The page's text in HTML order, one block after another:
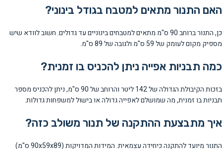
האם התנור מתאים למטבח בגודל בינוני?
כן, התנור ברוחב 90 ס"מ מתאים למטבחים בינוניים עד גדולים. חשוב לוודא שיש
מספיק מקום לעומק של 59 ס"מ ולגובה של 89 ס"מ.
כמה תבניות אפייה ניתן להכניס בו זמנית?
בזכות הקיבולת הגדולה של 142 ליטר והרוחב של 90 ס"מ, ניתן להכניס מספר
תבניות בו זמנית, מה שמושלם לאפייה גדולה או בישול למשפחות גדולות.
איך מתבצעת ההתקנה של תנור משולב כזה?
התנור מיועד להתקנה כיחידה עצמאית. המידות המדויקות (90x59x89 ס"מ)